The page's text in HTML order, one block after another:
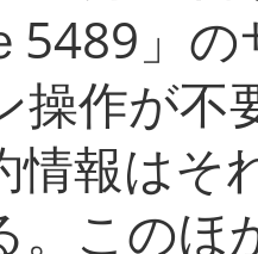
5489」
操作が不
情報はそ
。このほ